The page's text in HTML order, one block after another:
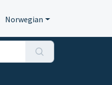
Norwegian